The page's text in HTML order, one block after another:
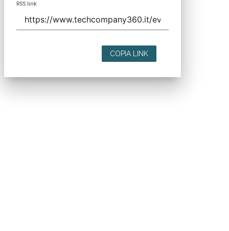
RSS link
COPIA LINK